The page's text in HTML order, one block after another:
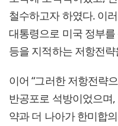
철수하고자 하였다. 이
대통령으로 미국 정부
등을 지적하는 저항전
이어 “그러한 저항전략
반공포로 석방이었으며
약과 더 나아가 한미합